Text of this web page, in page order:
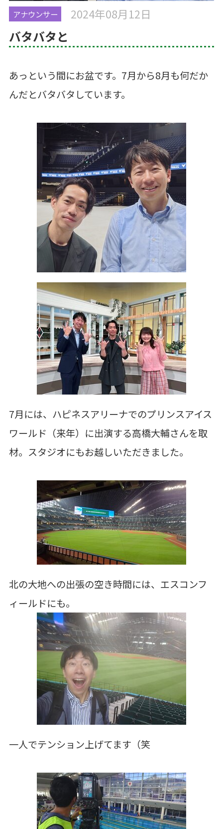
アナウンサー 2024年08月12日
バタバタと
あっという間にお盆です。7月から8月も何だか
んだとバタバタしています。
7月には、ハピネスアリーナでのプリンスアイス
ワールド（来年）に出演する高橋大輔さんを取
材。スタジオにもお越しいただきました。
北の大地への出張の空き時間には、エスコンフ
ィールドにも。
一人でテンション上げてます（笑